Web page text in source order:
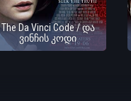
The Da Vinci Code / და
ვინჩის კოდი